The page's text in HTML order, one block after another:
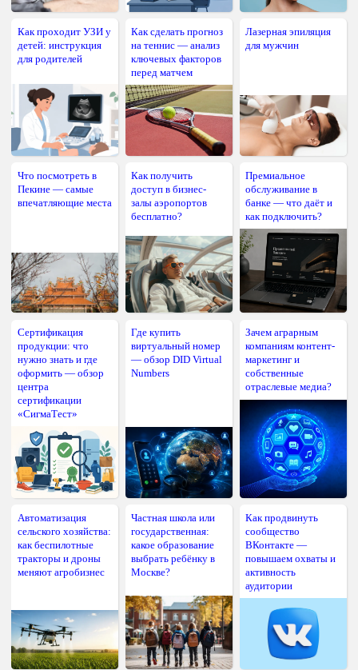
Как проходит УЗИ у
детей: инструкция
для родителей
Как сделать прогноз
на теннис — анализ
ключевых факторов
перед матчем
Лазерная эпиляция
для мужчин
Что посмотреть в
Пекине — самые
впечатляющие места
Как получить
доступ в бизнес-
залы аэропортов
бесплатно?
Премиальное
обслуживание в
банке — что даёт и
как подключить?
Сертификация
продукции: что
нужно знать и где
оформить — обзор
центра
сертификации
«СигмаТест»
Где купить
виртуальный номер
— обзор DID Virtual
Numbers
Зачем аграрным
компаниям контент-
маркетинг и
собственные
отраслевые медиа?
Автоматизация
сельского хозяйства:
как беспилотные
тракторы и дроны
меняют агробизнес
Частная школа или
государственная:
какое образование
выбрать ребёнку в
Москве?
Как продвинуть
сообщество
ВКонтакте —
повышаем охваты и
активность
аудитории